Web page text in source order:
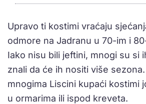
Upravo ti kostimi vraćaju
odmore na Jadranu u 70-im i
Iako nisu bili jeftini, mnogi su si
znali da će ih nositi više
mnogima Liscini kupaći kostimi
u ormarima ili ispod kreveta.